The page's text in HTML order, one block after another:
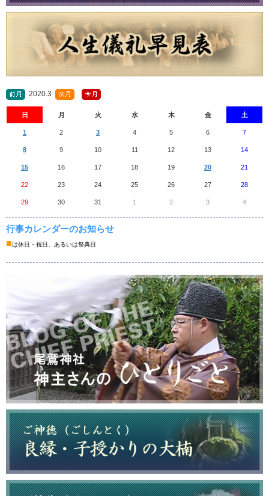
2020.3
日 月 火 水 木 金 土
1 2 3 4 5 6 7
8 9 10 11 12 13 14
15 16 17 18 19 20 21
22 23 24 25 26 27 28
29 30 31 1 2 3 4
行事カレンダーのお知らせ
■は休日・祝日、あるいは祭典日